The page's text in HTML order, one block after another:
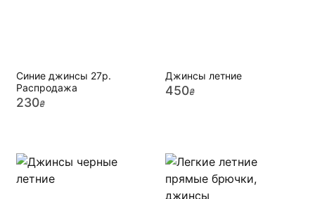
Синие джинсы 27р.
Распродажа
230₴
Джинсы летние
450₴